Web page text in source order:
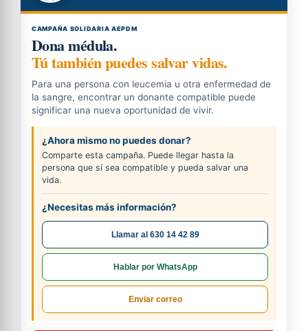
CAMPAÑA SOLIDARIA AEPDM
Dona médula.
Tú también puedes salvar vidas.
Para una persona con leucemia u otra enfermedad de
la sangre, encontrar un donante compatible puede
significar una nueva oportunidad de vivir.
¿Ahora mismo no puedes donar?
Comparte esta campaña. Puede llegar hasta la
persona que sí sea compatible y pueda salvar una
vida.
¿Necesitas más información?
Llamar al 630 14 42 89
Hablar por WhatsApp
Enviar correo